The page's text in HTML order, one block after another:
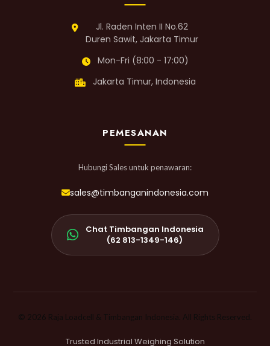
Jl. Raden Inten II No.62
Duren Sawit, Jakarta Timur
Mon-Fri (8:00 - 17:00)
Jakarta Timur, Indonesia
PEMESANAN
Hubungi Sales untuk penawaran:
sales@timbanganindonesia.com
Chat Timbangan Indonesia
(62 813-1349-146)
© 2026 Raja Loadcell & Timbangan Indonesia. All Rights Reserved.
Trusted Industrial Weighing Solution